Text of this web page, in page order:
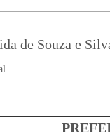
de Souza e